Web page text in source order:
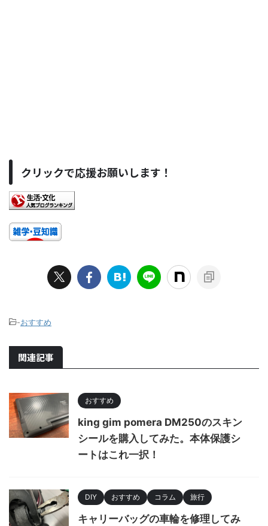
クリックで応援お願いします！
-おすすめ
関連記事
おすすめ
king gim pomera DM250のスキン
シールを購入してみた。本体保護シ
ートはこれ一択！
DIY おすすめ コラム 旅行
キャリーバッグの車輪を修理してみ